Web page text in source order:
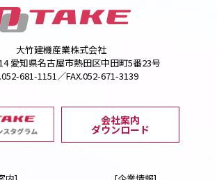
大竹建機産業株式会社
愛知県名古屋市熱田区中田町5番23号
681-1151／FAX.052-671-3139
会社案内
ダウンロード